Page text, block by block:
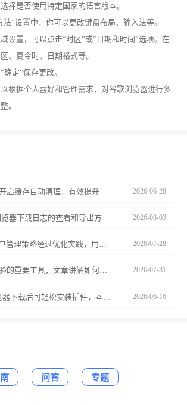
择是否使用特定国家的语言版本。
法”设置中，你可以更改键盘布局、输入法等。
设置，可以点击“时区”或“日期和时间”选项。在
、夏令时、日期格式等。
定”保存更改。
根据个人喜好和管理需求，对谷歌浏览器进行多
。
谷歌浏览器下载后开启缓存自动清理，有效提升浏览速度和稳定性。文章分享实用清理技巧。 2026-06-28
2026-08-03
google浏览器多账户管理策略经过优化实践，用户可掌握高效切换和安全设置方法，实现多账户稳定管理，提高日常办公和浏览效率，同时保证账户数据安全。 2026-07-28
插件是提升浏览体验的重要工具，文章讲解如何高效启用、停用和分类管理插件，确保Chrome浏览器功能完整又运行顺畅。 2026-07-31
google Chrome浏览器下载后可轻松安装插件，本教程讲解安装方法、权限设置及管理技巧，提升浏览器功能扩展效率。 2026-06-16
问答 专题